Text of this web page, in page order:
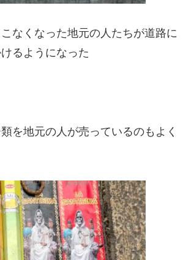
なくなった地元の人たちが道路に
るようになった
を地元の人が売っているのもよく